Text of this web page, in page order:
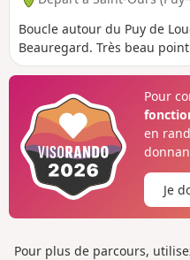
Boucle autour du Puy de
Beauregard. Très beau
Pour
en
Je
Pour plus de parcours,